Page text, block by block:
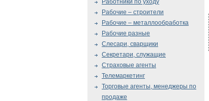
Работники по уходу
Рабочие – строители
Рабочие – металлообработка
Рабочие разные
Слесари, сварщики
Секретари, служащие
Страховые агенты
Телемаркетинг
Торговые агенты, менеджеры по
продаже